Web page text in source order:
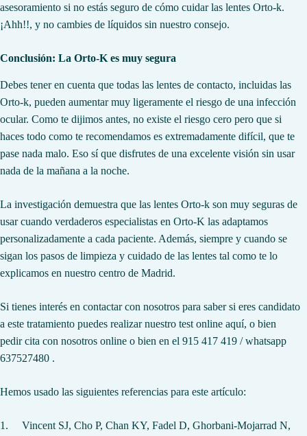
asesoramiento si no estás seguro de cómo cuidar las lentes Orto-k.
¡Ahh!!, y no cambies de líquidos sin nuestro consejo.
Conclusión: La Orto-K es muy segura
Debes tener en cuenta que todas las lentes de contacto, incluidas las
Orto-k, pueden aumentar muy ligeramente el riesgo de una infección
ocular. Como te dijimos antes, no existe el riesgo cero pero que si
haces todo como te recomendamos es extremadamente difícil, que te
pase nada malo. Eso sí que disfrutes de una excelente visión sin usar
nada de la mañana a la noche.
La investigación demuestra que las lentes Orto-k son muy seguras de
usar cuando verdaderos especialistas en Orto-K las adaptamos
personalizadamente a cada paciente. Además, siempre y cuando se
sigan los pasos de limpieza y cuidado de las lentes tal como te lo
explicamos en nuestro centro de Madrid.
Si tienes interés en contactar con nosotros para saber si eres candidato
a este tratamiento puedes realizarnuestro test online aquí, o bien
pedircita con nosotros online o bien en el 915 417 419 / whatsapp
637527480 .
Hemos usado las siguientes referencias para este artículo:
1. Vincent SJ, Cho P, Chan KY, Fadel D, Ghorbani-Mojarrad N,